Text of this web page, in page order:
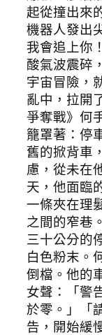
起從撞出來
機器人發出
我會追上你
酸氣波震碎
宇宙冒險，
亂中，拉開
爭奪戰》何
籠罩著：停
舊的掀背車
慮，從未在
天，他面臨
一條夾在理
之間的窄巷
三十公分的
白色粉末。
倒檔。他的
女聲：「警
於零。」「
告，開始緩